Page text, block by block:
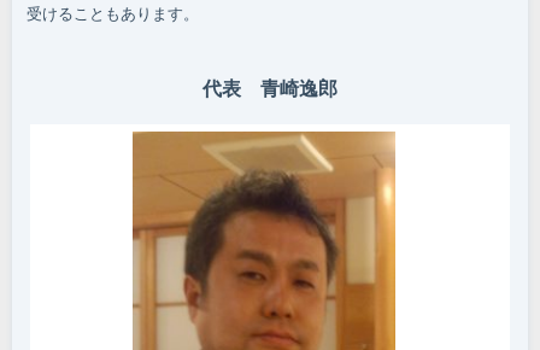
受けることもあります。
代表 青崎逸郎